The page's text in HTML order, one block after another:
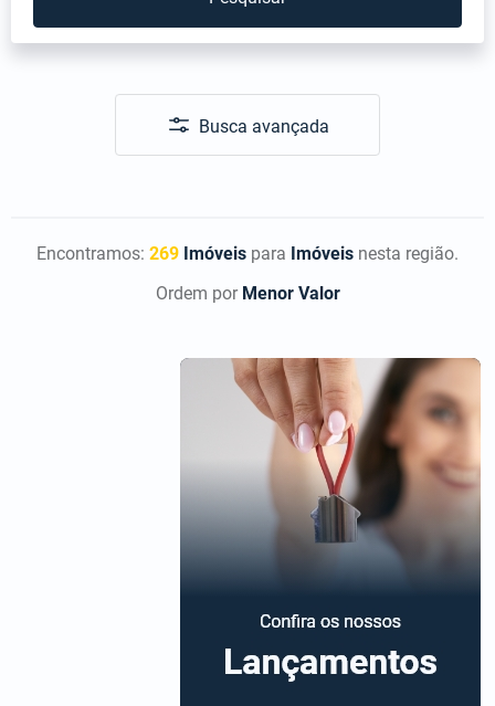
Busca avançada
Encontramos: 269 Imóveis para Imóveis nesta região.
Ordem por Menor Valor